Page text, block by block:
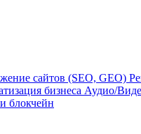
сайтов (SEO, GEO)
бизнеса Аудио/
блокчейн